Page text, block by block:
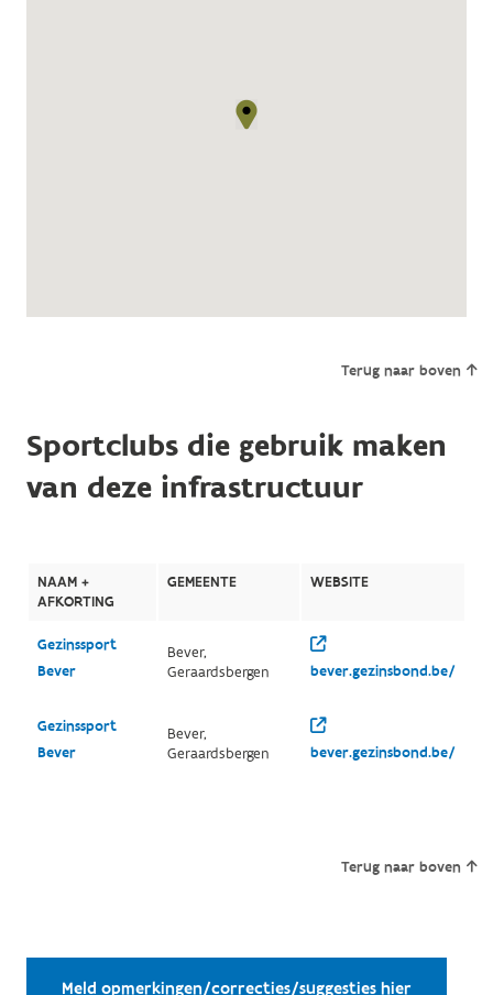
Terug naar boven
Sportclubs die gebruik maken
van deze infrastructuur
NAAM +
AFKORTING
GEMEENTE WEBSITE
Gezinssport
Bever
Bever,
Geraardsbergen
bever.gezinsbond.be/
Gezinssport
Bever
Bever,
Geraardsbergen
bever.gezinsbond.be/
Terug naar boven
Meld opmerkingen/correcties/suggesties hier